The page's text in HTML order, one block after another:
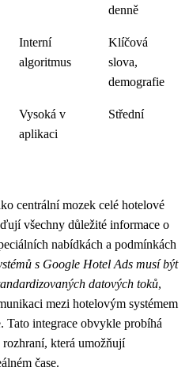
denně
Interní
algoritmus
Klíčová
slova,
demografie
Vysoká v
aplikaci
Střední
centrální mozek celé hotelové
všechny důležité informace o
nabídkách a podmínkách
s Google Hotel Ads musí být
datových toků,
mezi hotelovým systémem
Tato integrace obvykle probíhá
která umožňují
čase.